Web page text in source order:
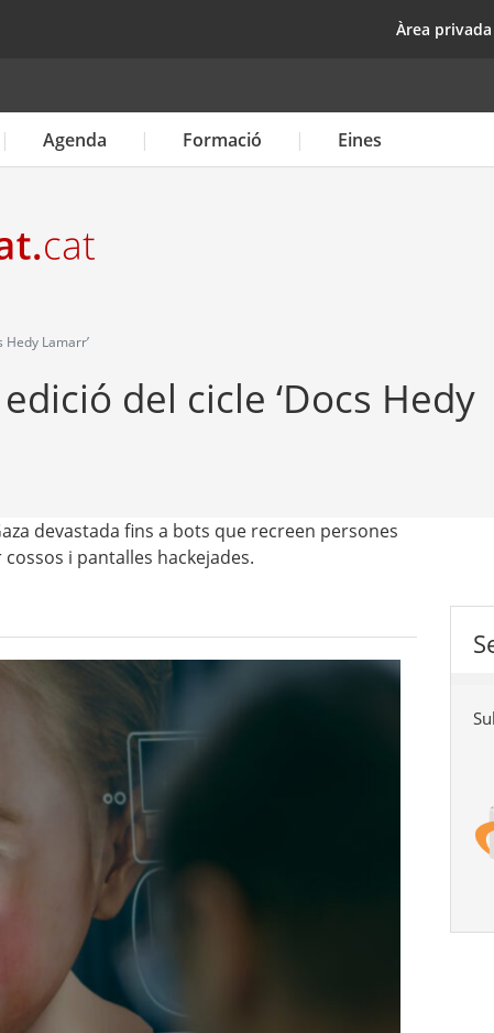
top
Àrea privada
Agenda Formació Eines
Hedy Lamarr’
del cicle ‘Docs Hedy
devastada fins a bots que recreen persones
i pantalles hackejades.